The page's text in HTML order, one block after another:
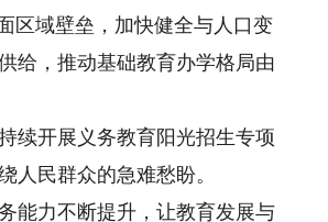
域壁垒，加快健全与人口变
给，推动基础教育办学格局由
开展义务教育阳光招生专项
民群众的急难愁盼。
力不断提升，让教育发展与